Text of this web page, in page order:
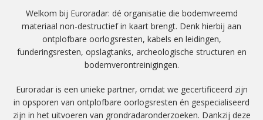
Welkom bij Euroradar: dé organisatie die bodemvreemd
materiaal non-destructief in kaart brengt. Denk hierbij aan
ontplofbare oorlogsresten, kabels en leidingen,
funderingsresten, opslagtanks, archeologische structuren en
bodemverontreinigingen.
Euroradar is een unieke partner, omdat we gecertificeerd zijn
in opsporen van ontplofbare oorlogsresten én gespecialiseerd
zijn in het uitvoeren van grondradaronderzoeken. Dankzij deze